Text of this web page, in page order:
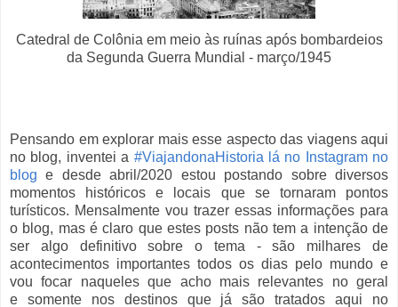
Catedral de Colônia em meio às ruínas após bombardeios
da Segunda Guerra Mundial - março/1945
Pensando em explorar mais esse aspecto das viagens aqui
no blog, inventei a #ViajandonaHistoria lá no Instagram no
blog e desde abril/2020 estou postando sobre diversos
momentos históricos e locais que se tornaram pontos
turísticos. Mensalmente vou trazer essas informações para
o blog, mas é claro que estes posts não tem a intenção de
ser algo definitivo sobre o tema - são milhares de
acontecimentos importantes todos os dias pelo mundo e
vou focar naqueles que acho mais relevantes no geral
e somente nos destinos que já são tratados aqui no